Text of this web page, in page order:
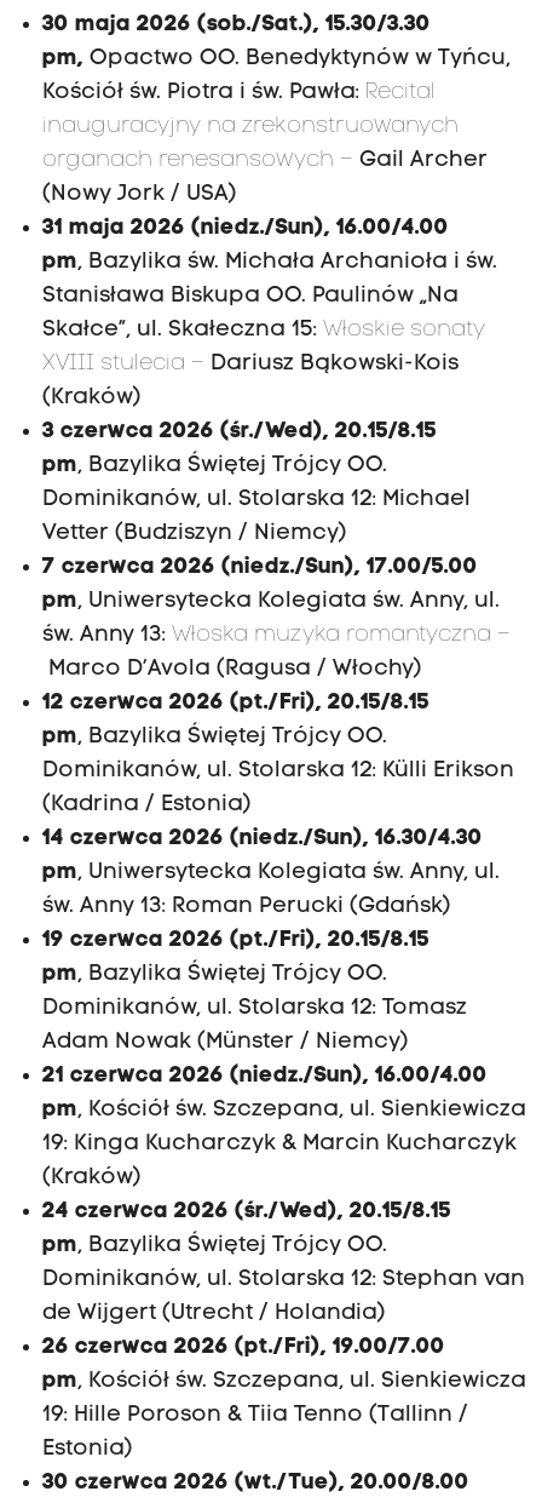
30 maja 2026 (sob./Sat.), 15.30/3.30
pm, Opactwo OO. Benedyktynów w Tyńcu,
Kościół św. Piotra i św. Pawła: Recital
inauguracyjny na zrekonstruowanych
organach renesansowych – Gail Archer
(Nowy Jork / USA)
31 maja 2026 (niedz./Sun), 16.00/4.00
pm, Bazylika św. Michała Archanioła i św.
Stanisława Biskupa OO. Paulinów „Na
Skałce”, ul. Skałeczna 15: Włoskie sonaty
XVIII stulecia – Dariusz Bąkowski-Kois
(Kraków)
3 czerwca 2026 (śr./Wed), 20.15/8.15
pm, Bazylika Świętej Trójcy OO.
Dominikanów, ul. Stolarska 12: Michael
Vetter (Budziszyn / Niemcy)
7 czerwca 2026 (niedz./Sun), 17.00/5.00
pm, Uniwersytecka Kolegiata św. Anny, ul.
św. Anny 13: Włoska muzyka romantyczna –
Marco D’Avola (Ragusa / Włochy)
12 czerwca 2026 (pt./Fri), 20.15/8.15
pm, Bazylika Świętej Trójcy OO.
Dominikanów, ul. Stolarska 12: Külli Erikson
(Kadrina / Estonia)
14 czerwca 2026 (niedz./Sun), 16.30/4.30
pm, Uniwersytecka Kolegiata św. Anny, ul.
św. Anny 13: Roman Perucki (Gdańsk)
19 czerwca 2026 (pt./Fri), 20.15/8.15
pm, Bazylika Świętej Trójcy OO.
Dominikanów, ul. Stolarska 12: Tomasz
Adam Nowak (Münster / Niemcy)
21 czerwca 2026 (niedz./Sun), 16.00/4.00
pm, Kościół św. Szczepana, ul. Sienkiewicza
19: Kinga Kucharczyk & Marcin Kucharczyk
(Kraków)
24 czerwca 2026 (śr./Wed), 20.15/8.15
pm, Bazylika Świętej Trójcy OO.
Dominikanów, ul. Stolarska 12: Stephan van
de Wijgert (Utrecht / Holandia)
26 czerwca 2026 (pt./Fri), 19.00/7.00
pm, Kościół św. Szczepana, ul. Sienkiewicza
19: Hille Poroson & Tiia Tenno (Tallinn /
Estonia)
30 czerwca 2026 (wt./Tue), 20.00/8.00